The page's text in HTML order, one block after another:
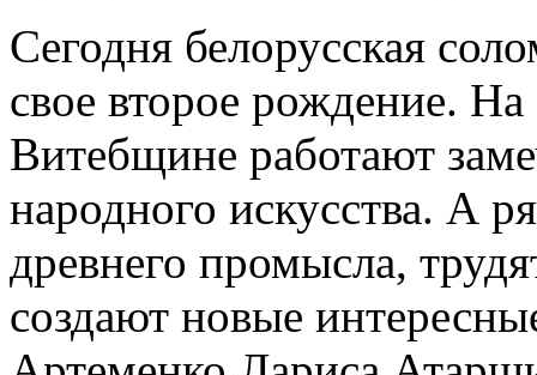
Сегодня белорусская
свое второе рождение.
Витебщине работают
народного искусства. А
древнего промысла,
создают новые